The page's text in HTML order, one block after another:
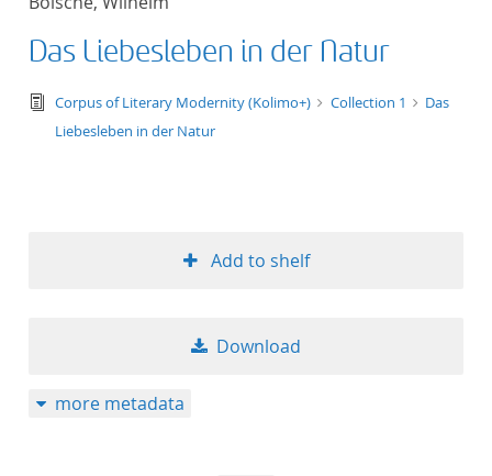
Das Liebesleben in der Natur
text/tg.edition+tg.aggregation+xml
Corpus of Literary Modernity (Kolimo+) Collection 1
Das
Liebesleben in der Natur
Add to shelf
Download
more metadata